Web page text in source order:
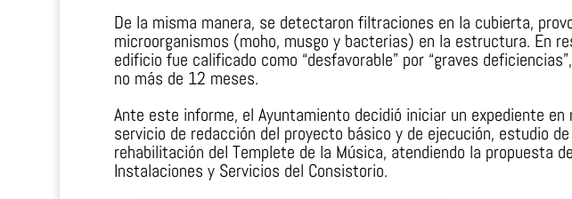
De la misma manera, se detectaron filtraciones en la cubierta,
microorganismos (moho, musgo y bacterias) en la estructura. En
edificio fue calificado como “desfavorable” por “graves
no más de 12 meses.
Ante este informe, el Ayuntamiento decidió iniciar un expediente
servicio de redacción del proyecto básico y de ejecución, estudio
rehabilitación del Templete de la Música, atendiendo la propuesta
Instalaciones y Servicios del Consistorio.